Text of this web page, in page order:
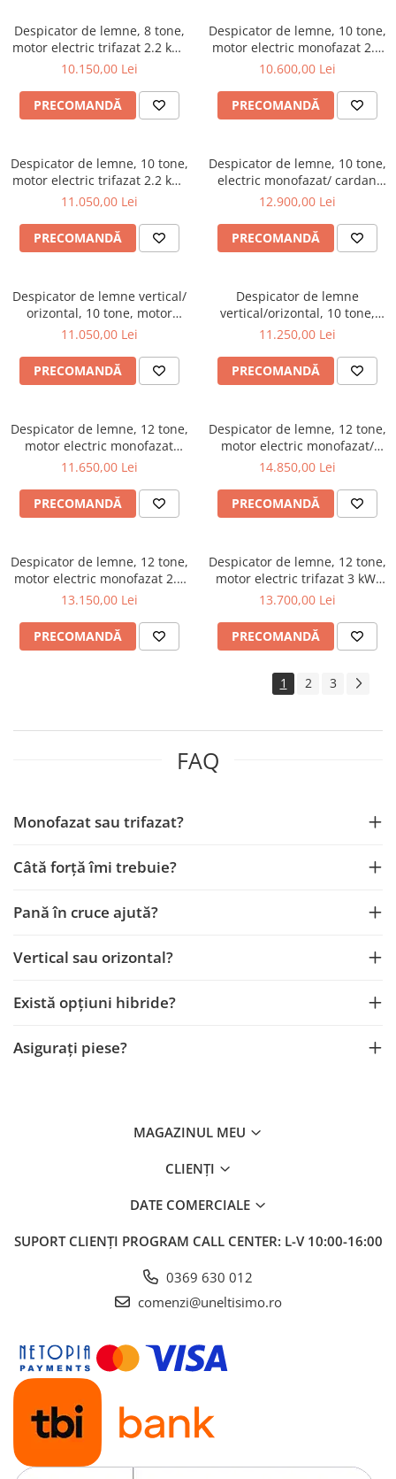
Despicator de lemne, 8 tone,
motor electric trifazat 2.2 kW,
Ceccato Olindo SPLE8T
10.150,00 Lei
PRECOMANDĂ
Despicator de lemne, 10 tone,
motor electric monofazat 2.2
kW, Ceccato Olindo SPLE10
10.600,00 Lei
PRECOMANDĂ
Despicator de lemne, 10 tone,
motor electric trifazat 2.2 kW,
Ceccato Olindo SPLE10T
11.050,00 Lei
PRECOMANDĂ
Despicator de lemne, 10 tone,
electric monofazat/ cardan
tractor, Ceccato Olindo
12.900,00 Lei
PRECOMANDĂ
Despicator de lemne vertical/
orizontal, 10 tone, motor
electric monofazat 2.2 kW,
11.050,00 Lei
PRECOMANDĂ
Despicator de lemne
vertical/orizontal, 10 tone,
motor electric trifazat 2.2 kW,
11.250,00 Lei
PRECOMANDĂ
Despicator de lemne, 12 tone,
motor electric monofazat
2.2kW, Ceccato Olindo SPLE12
11.650,00 Lei
PRECOMANDĂ
Despicator de lemne, 12 tone,
motor electric monofazat/
cardan tractor, Ceccato
14.850,00 Lei
PRECOMANDĂ
Despicator de lemne, 12 tone,
motor electric monofazat 2.2
kW, Ceccato Olindo
13.150,00 Lei
PRECOMANDĂ
Despicator de lemne, 12 tone,
motor electric trifazat 3 kW,
Ceccato Olindo SPLE12FDPT
13.700,00 Lei
PRECOMANDĂ
1 2 3
FAQ
Monofazat sau trifazat?
Câtă forță îmi trebuie?
Pană în cruce ajută?
Vertical sau orizontal?
Există opțiuni hibride?
Asigurați piese?
MAGAZINUL MEU
CLIENȚI
DATE COMERCIALE
SUPORT CLIENȚI PROGRAM CALL CENTER: L-V 10:00-16:00
0369 630 012
comenzi@uneltisimo.ro